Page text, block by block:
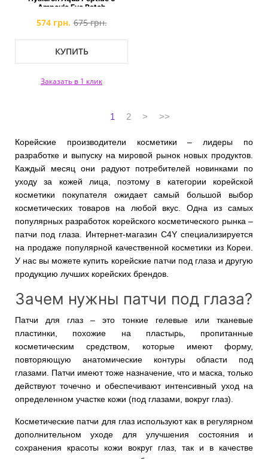
Ampoule Eye Patch
574 грн. 675 грн.
КУПИТЬ
Заказать в 1 клик
1 2 > >>
Корейские производители косметики – лидеры по
разработке и выпуску на мировой рынок новых продуктов.
Каждый месяц они радуют потребителей новинками по
уходу за кожей лица, поэтому в категории корейской
косметики покупателя ожидает самый большой выбор
косметических товаров на любой вкус. Одна из самых
популярных разработок корейского косметического рынка –
патчи под глаза. Интернет-магазин C4Y специализируется
на продаже популярной качественной косметики из Кореи.
У нас вы можете купить корейские патчи под глаза и другую
продукцию лучших корейских брендов.
Зачем нужны патчи под глаза?
Патчи для глаз – это тонкие гелевые или тканевые
пластинки, похожие на пластырь, пропитанные
косметическим средством, которые имеют форму,
повторяющую анатомические контуры области под
глазами. Патчи имеют тоже назначение, что и маска, только
действуют точечно и обеспечивают интенсивный уход на
определенном участке кожи (под глазами, вокруг глаз).
Косметические патчи для глаз используют как в регулярном
дополнительном уходе для улучшения состояния и
сохранения красоты кожи вокруг глаз, так и в качестве